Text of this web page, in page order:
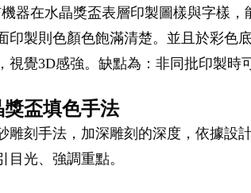
器在水晶獎盃表層印製圖樣與字樣
印製則色顏色飽滿清楚。並且於彩色
視覺3D感強。缺點為：非同批印製時
獎盃填色手法
雕刻手法，加深雕刻的深度，依據設
目光、強調重點。